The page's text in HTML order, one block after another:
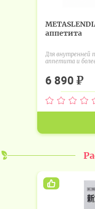
аппетита
Для внутренней
аппетита и
6 890 ₽